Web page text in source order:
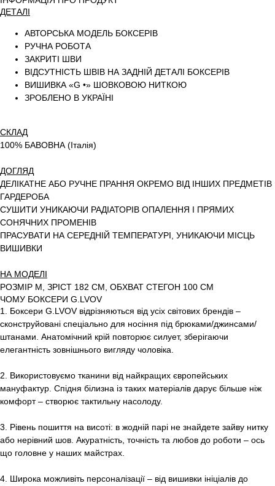
ДЕТАЛІ
АВТОРСЬКА МОДЕЛЬ БОКСЕРІВ
РУЧНА РОБОТА
ЗАКРИТІ ШВИ
ВІДСУТНІСТЬ ШВІВ НА ЗАДНІЙ ДЕТАЛІ БОКСЕРІВ
ВИШИВКА «G •» ШОВКОВОЮ НИТКОЮ
ЗРОБЛЕНО В УКРАЇНІ
СКЛАД
100% БАВОВНА (Італія)
ДОГЛЯД
ДЕЛІКАТНЕ АБО РУЧНЕ ПРАННЯ ОКРЕМО ВІД ІНШИХ ПРЕДМЕТІВ
ГАРДЕРОБА
СУШИТИ УНИКАЮЧИ РАДІАТОРІВ ОПАЛЕННЯ І ПРЯМИХ
СОНЯЧНИХ ПРОМЕНІВ
ПРАСУВАТИ НА СЕРЕДНІЙ ТЕМПЕРАТУРІ, УНИКАЮЧИ МІСЦЬ
ВИШИВКИ
НА МОДЕЛІ
РОЗМІР M, ЗРІСТ 182 СМ, ОБХВАТ СТЕГОН 100 СМ
ЧОМУ БОКСЕРИ G.LVOV
1. Боксери G.LVOV відрізняються від усіх світових брендів –
сконструйовані спеціально для носіння під брюками/джинсами/
штанами. Анатомічний крій повторює силует, зберігаючи
елегантність зовнішнього вигляду чоловіка.
2. Використовуємо тканини від найкращих європейських
мануфактур. Спідня білизна із таких матеріалів дарує більше ніж
комфорт – створює тактильну насолоду.
3. Рівень пошиття на висоті: в жодній парі не знайдете зайву нитку
або нерівний шов. Акуратність, точність та любов до роботи – ось
що головне у наших майстрах.
4. Широка можливіть персоналізації – від вишивки ініціалів до